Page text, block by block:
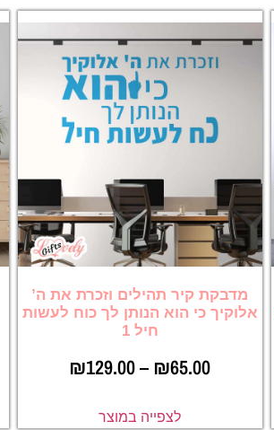
מדבקת קיר תהילים וזכרת את ה’
אלוקיך כי הוא הנותן לך כוח לעשות
חיל 1
₪65.00
–
₪129.00
לצפייה במוצר